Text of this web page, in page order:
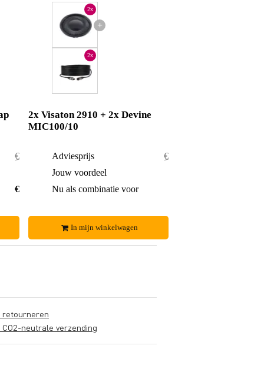
€ 17,50
€ 15,80
+
2x
2x
2x Visaton 2910 + 2x Devine
MIC100/10
Adviesprijs
€ 31,90
Jouw voordeel
Nu als combinatie voor
In mijn winkelwagen
retourneren
CO2-neutrale verzending